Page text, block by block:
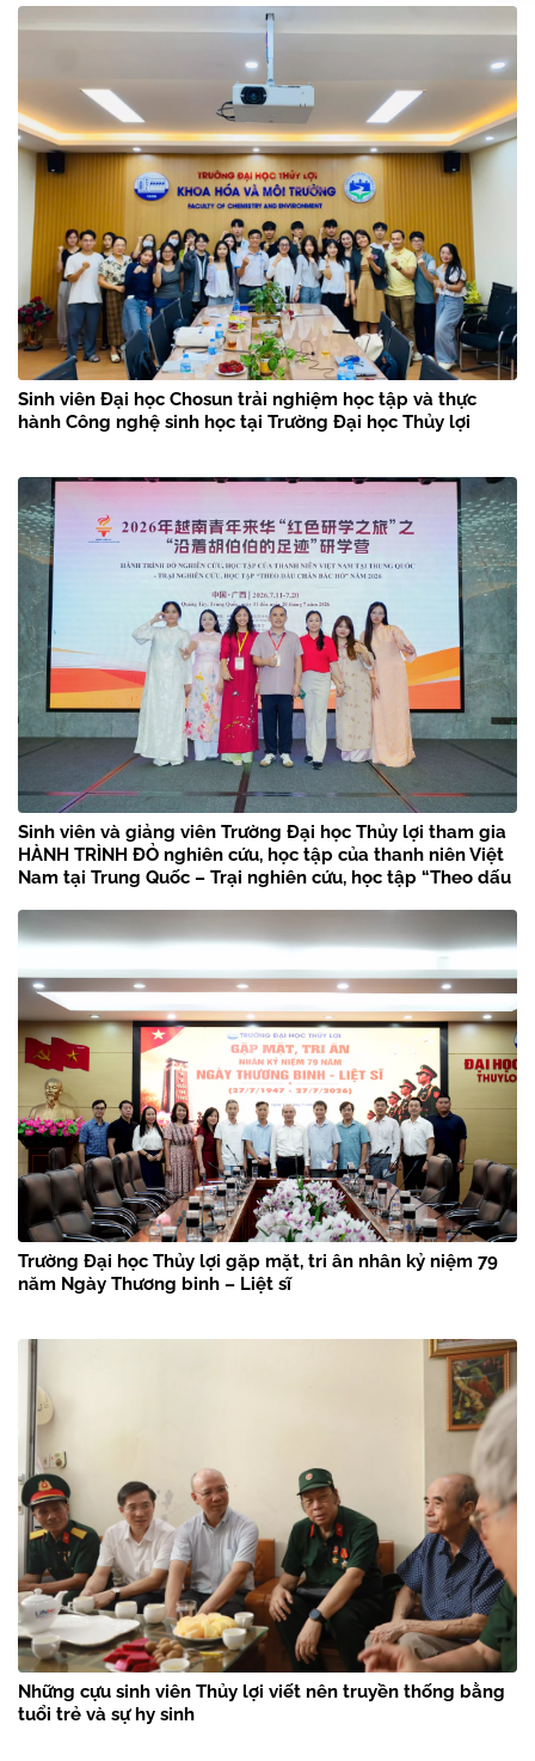
Sinh viên Đại học Chosun trải nghiệm học tập và thực
hành Công nghệ sinh học tại Trường Đại học Thủy lợi
Sinh viên và giảng viên Trường Đại học Thủy lợi tham gia
HÀNH TRÌNH ĐỎ nghiên cứu, học tập của thanh niên Việt
Nam tại Trung Quốc – Trại nghiên cứu, học tập “Theo dấu
Trường Đại học Thủy lợi gặp mặt, tri ân nhân kỷ niệm 79
năm Ngày Thương binh – Liệt sĩ
Những cựu sinh viên Thủy lợi viết nên truyền thống bằng
tuổi trẻ và sự hy sinh